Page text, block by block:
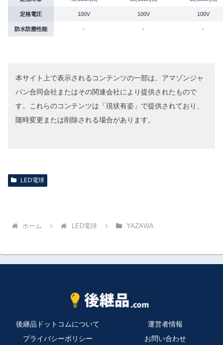
定格電圧 100V 100V 100V
防水防塵性能 - - -
本サイト上で表示されるコンテンツの一部は、アマゾンジャ
パン合同会社またはその関連会社により提供されたもので
す。これらのコンテンツは「現状有姿」で提供されており、
随時変更または削除される場合があります。
LED電球
ホーム LED電球 YAZAWA
後継品ドットコムについて
運営者情報
プライバシーポリシー
お問い合わせ